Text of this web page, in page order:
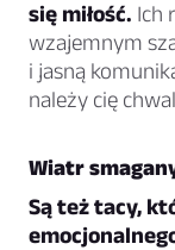
się miłość. Ich
wzajemnym
i jasną
należy cię
Wiatr
Są też tacy,